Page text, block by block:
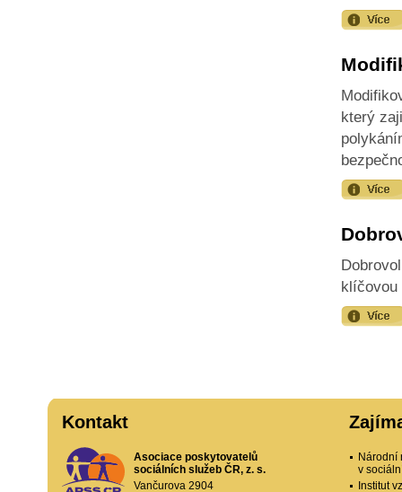
který
klíčovou
Kontakt
Asociace poskytovatelů
sociálních služeb ČR, z. s.
Vančurova 2904
Národní
v
Institut